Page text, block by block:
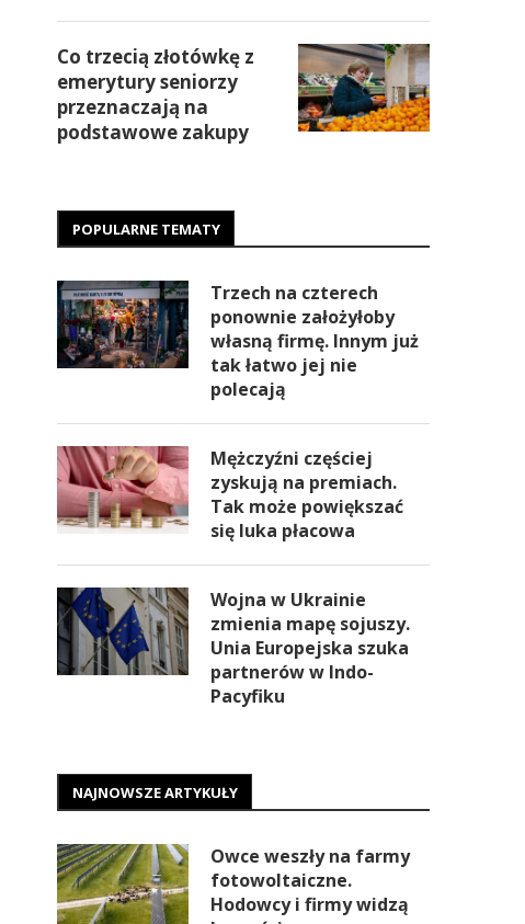
Co trzecią złotówkę z
emerytury seniorzy
przeznaczają na
podstawowe zakupy
POPULARNE TEMATY
Trzech na czterech
ponownie założyłoby
własną firmę. Innym już
tak łatwo jej nie
polecają
Mężczyźni częściej
zyskują na premiach.
Tak może powiększać
się luka płacowa
Wojna w Ukrainie
zmienia mapę sojuszy.
Unia Europejska szuka
partnerów w Indo-
Pacyfiku
NAJNOWSZE ARTYKUŁY
Owce weszły na farmy
fotowoltaiczne.
Hodowcy i firmy widzą